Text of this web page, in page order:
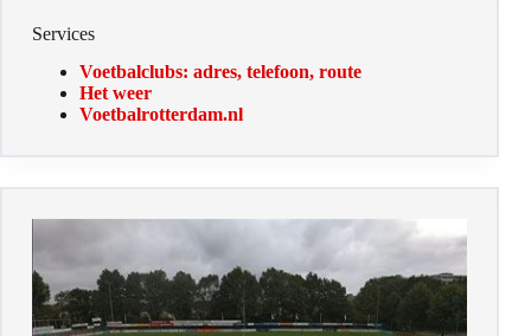
Services
Voetbalclubs: adres, telefoon, route
Het weer
Voetbalrotterdam.nl